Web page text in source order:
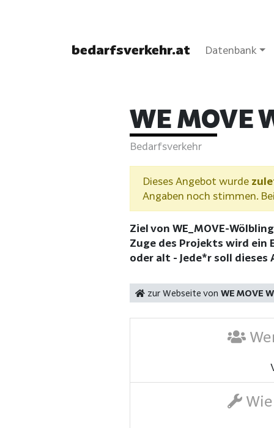
bedarfsverkehr.at Datenbank
WE MOVE
Bedarfsverkehr
Dieses Angebot wurde
Angaben noch stimmen.
Ziel von WE_MOVE-
Zuge des Projekts wird ein
oder alt - Jede*r soll
zur Webseite von WE MOVE